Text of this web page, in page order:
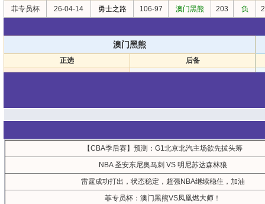
菲专员杯 26-04-14 勇士之路 106-97 澳门黑熊 203 负
澳门黑熊
正选 后备
【CBA季后赛】预测：G1北京北汽主场欲先拔头筹
NBA 圣安东尼奥马刺 VS 明尼苏达森林狼
雷霆成功打出，状态稳定，超强NBA继续稳住，加油
菲专员杯：澳门黑熊VS凤凰燃大师！